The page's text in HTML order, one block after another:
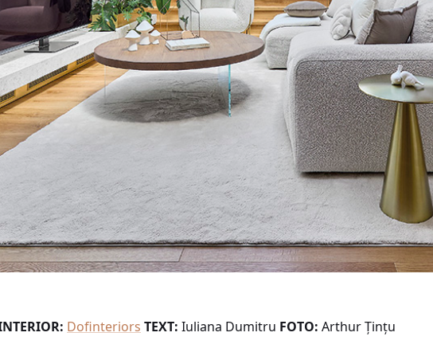
Dofinteriors TEXT: Iuliana Dumitru FOTO: Arthur Țințu